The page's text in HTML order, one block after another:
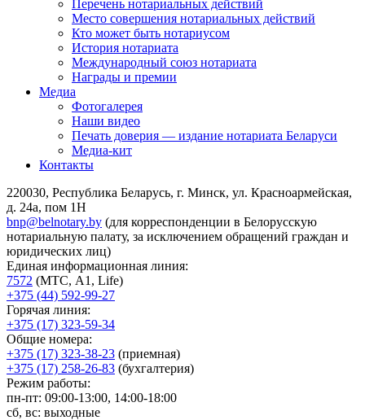
Перечень нотариальных действий
Место совершения нотариальных действий
Кто может быть нотариусом
История нотариата
Международный союз нотариата
Награды и премии
Медиа
Фотогалерея
Наши видео
Печать доверия — издание нотариата Беларуси
Медиа-кит
Контакты
220030, Республика Беларусь, г. Минск, ул. Красноармейская,
д. 24а, пом 1Н
bnp@belnotary.by (для корреспонденции в Белорусскую
нотариальную палату, за исключением обращений граждан и
юридических лиц)
Единая информационная линия:
7572 (МТС, A1, Life)
+375 (44) 592-99-27
Горячая линия:
+375 (17) 323-59-34
Общие номера:
+375 (17) 323-38-23 (приемная)
+375 (17) 258-26-83 (бухгалтерия)
Режим работы:
пн-пт: 09:00-13:00, 14:00-18:00
сб, вс: выходные